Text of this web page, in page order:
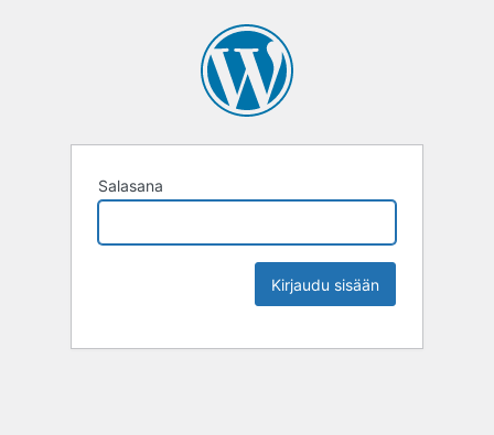
Salasana